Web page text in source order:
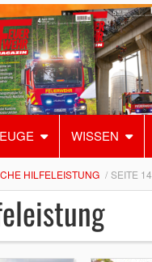
WISSEN
HILFELEISTUNG SEITE 14